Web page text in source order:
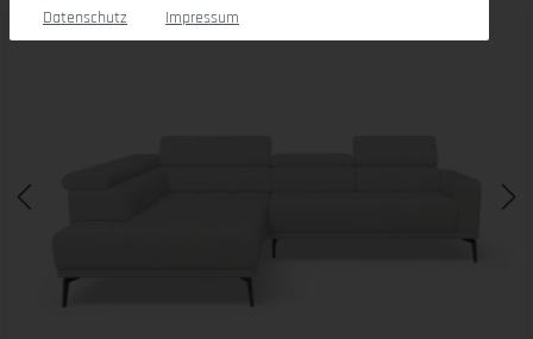
Bildergalerie überspringen
Datenschutz Impressum